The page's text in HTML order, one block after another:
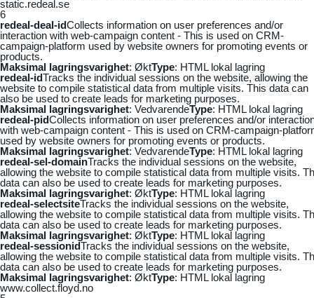
static.redeal.se
6
redeal-deal-idCollects information on user preferences and/or
interaction with web-campaign content - This is used on CRM-
campaign-platform used by website owners for promoting events or
products.
Maksimal lagringsvarighet: ØktType: HTML lokal lagring
redeal-idTracks the individual sessions on the website, allowing the
website to compile statistical data from multiple visits. This data can
also be used to create leads for marketing purposes.
Maksimal lagringsvarighet: VedvarendeType: HTML lokal lagring
redeal-pidCollects information on user preferences and/or
with web-campaign content - This is used on CRM-campaign-
used by website owners for promoting events or products.
Maksimal lagringsvarighet: VedvarendeType: HTML lokal lagring
redeal-sel-domainTracks the individual sessions on the website,
allowing the website to compile statistical data from multiple visits.
data can also be used to create leads for marketing purposes.
Maksimal lagringsvarighet: ØktType: HTML lokal lagring
redeal-selectsiteTracks the individual sessions on the website,
allowing the website to compile statistical data from multiple visits.
data can also be used to create leads for marketing purposes.
Maksimal lagringsvarighet: ØktType: HTML lokal lagring
redeal-sessionidTracks the individual sessions on the website,
allowing the website to compile statistical data from multiple visits.
data can also be used to create leads for marketing purposes.
Maksimal lagringsvarighet: ØktType: HTML lokal lagring
www.collect.floyd.no